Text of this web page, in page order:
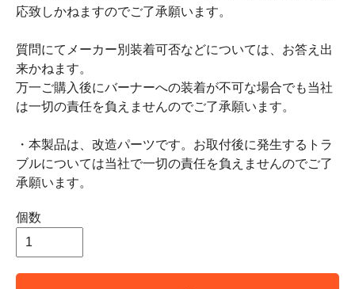
応致しかねますのでご了承願います。
質問にてメーカー別装着可否などについては、お答え出
来かねます。
万一ご購入後にバーナーへの装着が不可な場合でも当社
は一切の責任を負えませんのでご了承願います。
・本製品は、改造パーツです。お取付後に発生するトラ
ブルについては当社で一切の責任を負えませんのでご了
承願います。
個数